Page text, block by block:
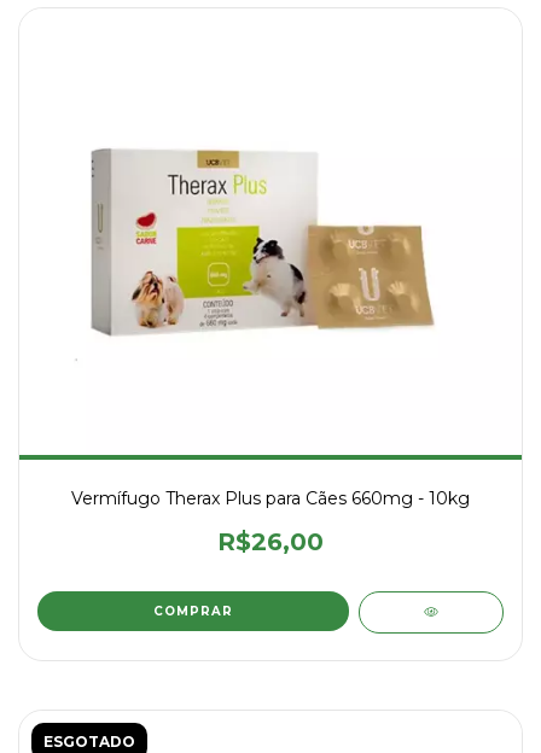
Vermífugo Therax Plus para Cães 660mg - 10kg
R$26,00
ESGOTADO